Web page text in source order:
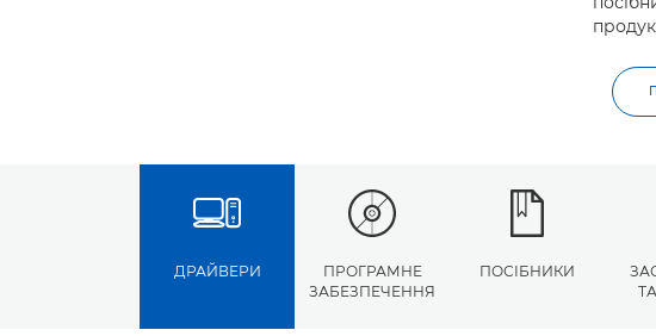
ДРАЙВЕРИ
ПРОГРАМНЕ
ЗАБЕЗПЕЧЕННЯ
ПОСІБНИКИ